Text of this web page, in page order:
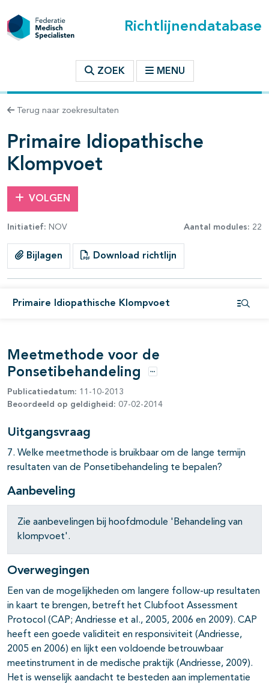
Richtlijnendatabase
ZOEK MENU
Terug naar zoekresultaten
Primaire Idiopathische
Klompvoet
VOLGEN
Initiatief: NOV Aantal modules: 22
Bijlagen Download richtlijn
Primaire Idiopathische Klompvoet
binnen deze richtlijn
open- en dichtklappen
open- en dichtklappen
Meetmethode voor de
Ponsetibehandeling
Opties
Publicatiedatum: 11-10-2013
Beoordeeld op geldigheid: 07-02-2014
Uitgangsvraag
7. Welke meetmethode is bruikbaar om de lange termijn
resultaten van de Ponsetibehandeling te bepalen?
Aanbeveling
Zie aanbevelingen bij hoofdmodule 'Behandeling van
klompvoet'.
Overwegingen
Een van de mogelijkheden om langere follow-up resultaten
in kaart te brengen, betreft het Clubfoot Assessment
Protocol (CAP; Andriesse et al., 2005, 2006 en 2009). CAP
heeft een goede validiteit en responsiviteit (Andriesse,
2005 en 2006) en lijkt een voldoende betrouwbaar
meetinstrument in de medische praktijk (Andriesse, 2009).
Het is wenselijk aandacht te besteden aan implementatie